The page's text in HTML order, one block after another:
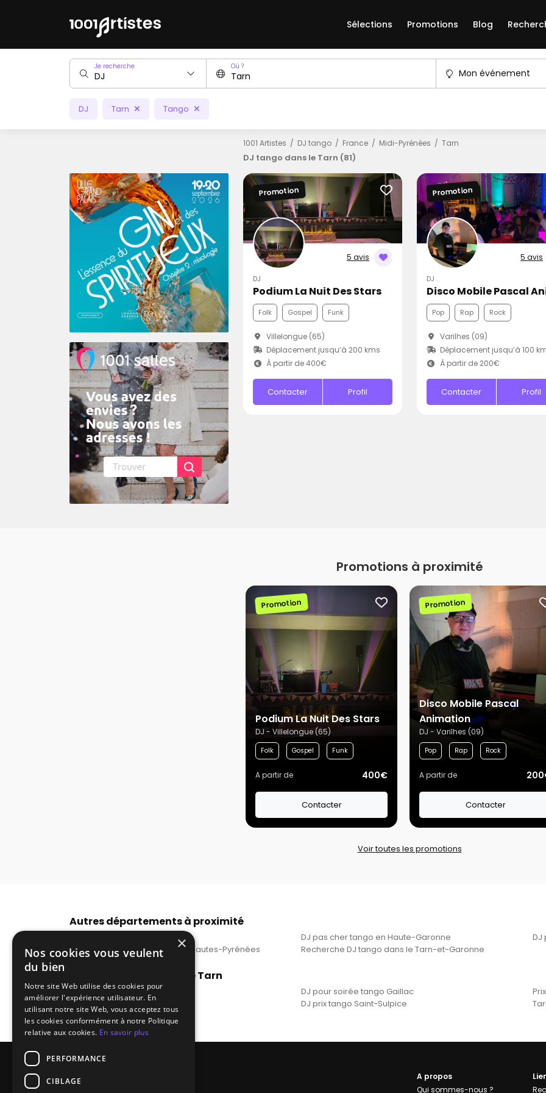
Sélections Promotions Blog
Je recherche Où ?
Mon événement
DJ Tarn Tango
1001 Artistes DJ tango France Midi-Pyrénées Tarn
DJ tango dans le Tarn (81)
5 avis
Promotion
DJ
Podium La Nuit Des Stars
Folk Gospel Funk
Villelongue (65)
Déplacement jusqu’à 200 kms
À partir de 400€
Contacter Profil
5 avis
Promotion
DJ
Pop Rap Rock
Varilhes (09)
Déplacement jusqu’à 100
À partir de 200€
Contacter Profil
Promotions à proximité
Promotion
Podium La Nuit Des Stars
DJ - Villelongue (65)
Folk Gospel Funk
A partir de 400€
Contacter
Promotion
Disco Mobile Pascal
Animation
DJ - Varilhes (09)
Pop Rap Rock
A partir de
Contacter
Voir toutes les promotions
Autres départements à proximité
DJ pour soirée tango en Ariège DJ pas cher tango en Haute-Garonne
DJ
DJ pour soirée tango dans les Hautes-Pyrénées
Recherche DJ tango dans le Tarn-et-Garonne
Principales villes dans le Tarn
DJ prix tango Castres DJ pour soirée tango Gaillac
Prix DJ tango Lavaur
DJ prix tango Saint-Sulpice
A propos
Qui sommes-nous ?
×
Nos cookies vous veulent
du bien
Notre site Web utilise des cookies pour
améliorer l'expérience utilisateur. En
utilisant notre site Web, vous acceptez tous
les cookies conformément à notre Politique
relative aux cookies. En savoir plus
PERFORMANCE
CIBLAGE